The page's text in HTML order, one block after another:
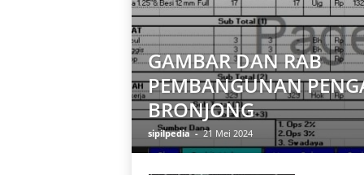
GAMBAR DAN RAB
PEMBANGUNAN
BRONJONG
sipilpedia - 21 Mei 2024